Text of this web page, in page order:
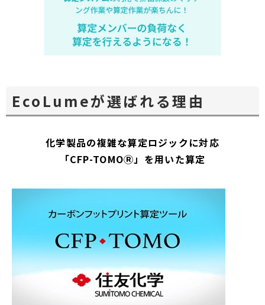
EcoLumeが選ばれる理由
化学製品の複雑な算定ロジックに対応
「CFP-TOMOⓇ」を用いた算定